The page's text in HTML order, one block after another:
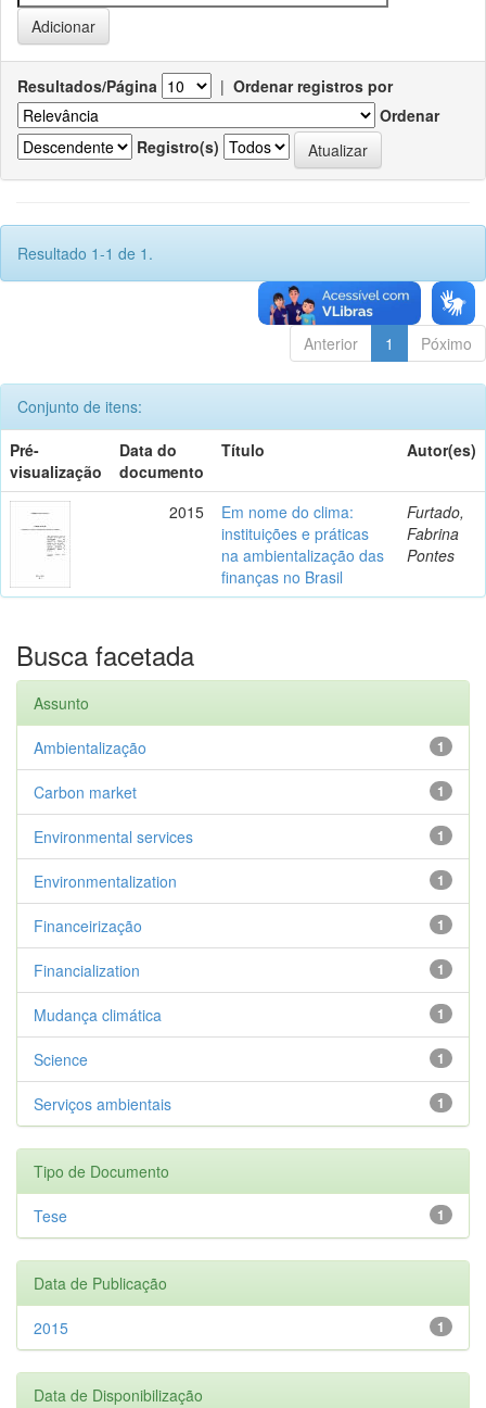
Resultados/Página | Ordenar registros por
Ordenar
Registro(s)
Resultado 1-1 de 1.
Anterior 1 Póximo
Conjunto de itens:
Pré-
visualização
Data do
documento
Título Autor(es)
2015
Em nome do clima:
instituições e práticas
na ambientalização das
finanças no Brasil
Furtado,
Fabrina
Pontes
Busca facetada
Assunto
1
Ambientalização
1
Carbon market
1
Environmental services
1
Environmentalization
1
Financeirização
1
Financialization
1
Mudança climática
1
Science
1
Serviços ambientais
Tipo de Documento
1
Tese
Data de Publicação
1
2015
Data de Disponibilização